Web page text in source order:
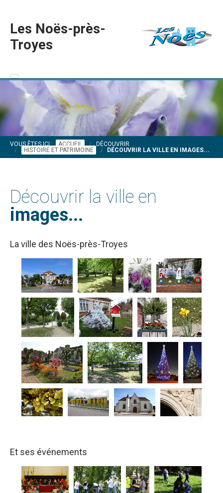
Les Noës-près-
Troyes
VOUS ÊTES ICI : ACCUEIL
DÉCOUVRIR
HISTOIRE ET PATRIMOINE
DÉCOUVRIR LA VILLE EN IMAGES...
Découvrir la ville en
images...
La ville des Noës-près-Troyes
Et ses événements